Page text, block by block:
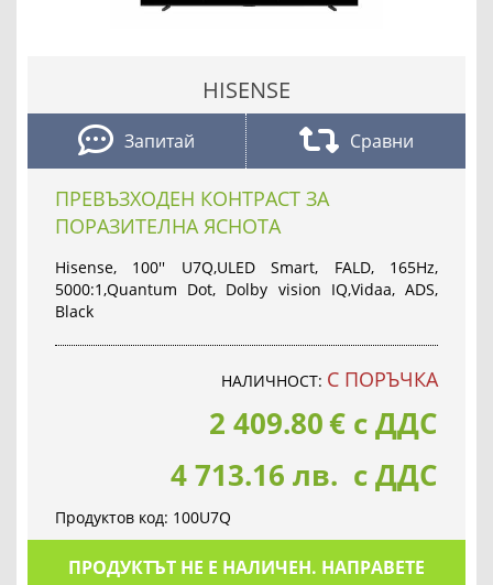
HISENSE
Запитай Сравни
ПРЕВЪЗХОДЕН КОНТРАСТ ЗА
ПОРАЗИТЕЛНА ЯСНОТА
Hisense, 100'' U7Q,ULED Smart, FALD, 165Hz,
5000:1,Quantum Dot, Dolby vision IQ,Vidaa, ADS,
Black
НАЛИЧНОСТ: С ПОРЪЧКА
2 409.80€ с ДДС
4 713.16 лв. с ДДС
Продуктов код: 100U7Q
ПРОДУКТЪТ НЕ Е НАЛИЧЕН. НАПРАВЕТЕ